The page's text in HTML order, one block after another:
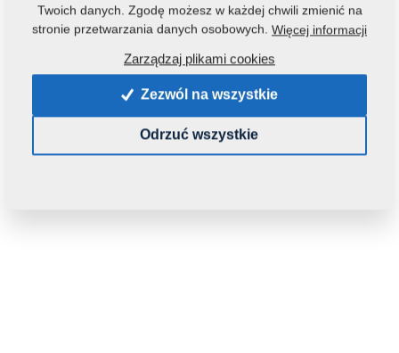
Kod produktu: m16160
Oryginalny numer katalogowy:
m13949
Tą część można zastosować również w maszynach:
Waga: 0,8690 Kg
Twoich danych. Zgodę możesz w każdej chwili zmienić na
stronie przetwarzania danych osobowych. Więcej informacji
Zarządzaj plikami cookies
Zezwól na wszystkie
Odrzuć wszystkie